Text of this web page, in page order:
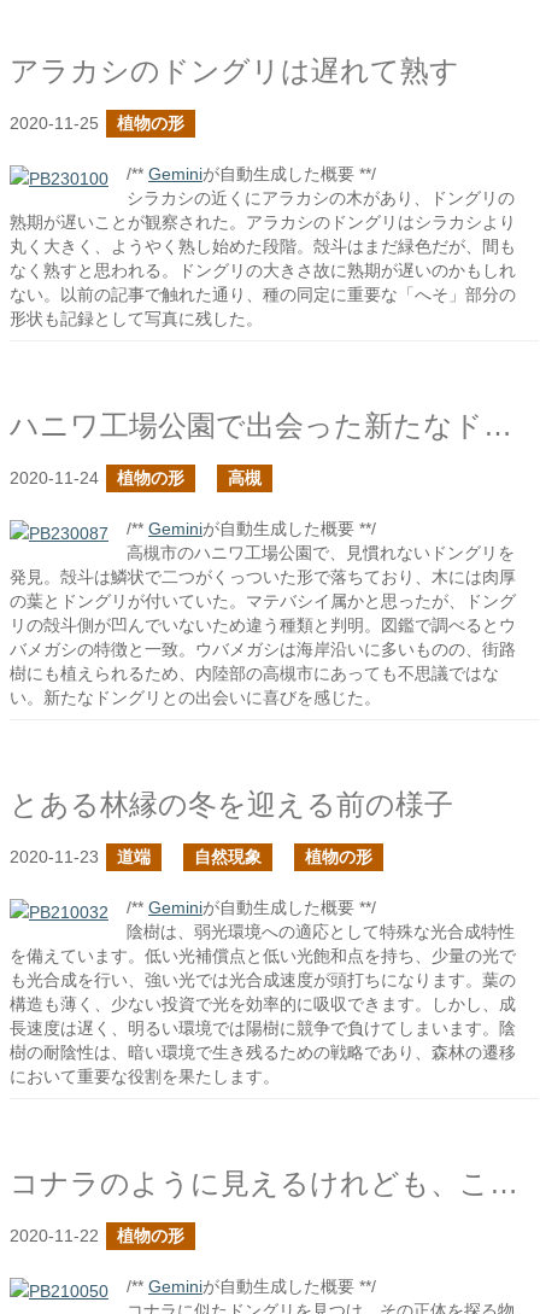
アラカシのドングリは遅れて熟す
2020-11-25 植物の形
/** Geminiが自動生成した概要 **/
シラカシの近くにアラカシの木があり、ドングリの
熟期が遅いことが観察された。アラカシのドングリはシラカシより
丸く大きく、ようやく熟し始めた段階。殻斗はまだ緑色だが、間も
なく熟すと思われる。ドングリの大きさ故に熟期が遅いのかもしれ
ない。以前の記事で触れた通り、種の同定に重要な「へそ」部分の
形状も記録として写真に残した。
ハニワ工場公園で出会った新たなドングリの木
2020-11-24 植物の形 高槻
/** Geminiが自動生成した概要 **/
高槻市のハニワ工場公園で、見慣れないドングリを
発見。殻斗は鱗状で二つがくっついた形で落ちており、木には肉厚
の葉とドングリが付いていた。マテバシイ属かと思ったが、ドング
リの殻斗側が凹んでいないため違う種類と判明。図鑑で調べるとウ
バメガシの特徴と一致。ウバメガシは海岸沿いに多いものの、街路
樹にも植えられるため、内陸部の高槻市にあっても不思議ではな
い。新たなドングリとの出会いに喜びを感じた。
とある林縁の冬を迎える前の様子
2020-11-23 道端 自然現象 植物の形
/** Geminiが自動生成した概要 **/
陰樹は、弱光環境への適応として特殊な光合成特性
を備えています。低い光補償点と低い光飽和点を持ち、少量の光で
も光合成を行い、強い光では光合成速度が頭打ちになります。葉の
構造も薄く、少ない投資で光を効率的に吸収できます。しかし、成
長速度は遅く、明るい環境では陽樹に競争で負けてしまいます。陰
樹の耐陰性は、暗い環境で生き残るための戦略であり、森林の遷移
において重要な役割を果たします。
コナラのように見えるけれども、このドングリは一体何だ？
2020-11-22 植物の形
/** Geminiが自動生成した概要 **/